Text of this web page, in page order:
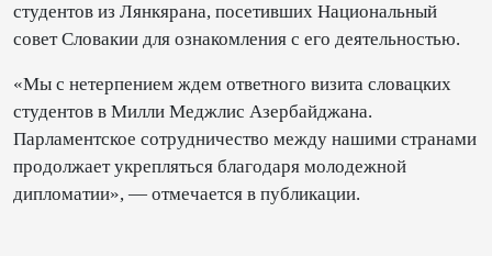
студентов из Лянкярана, посетивших Национальный
совет Словакии для ознакомления с его деятельностью.
«Мы с нетерпением ждем ответного визита словацких
студентов в Милли Меджлис Азербайджана.
Парламентское сотрудничество между нашими странами
продолжает укрепляться благодаря молодежной
дипломатии», — отмечается в публикации.